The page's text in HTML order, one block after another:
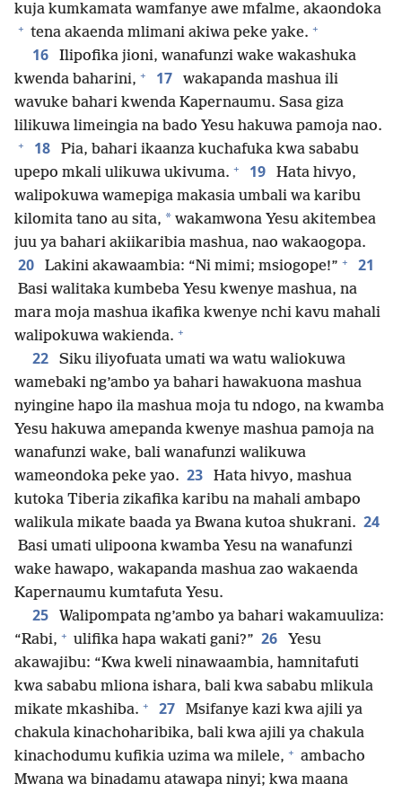
kuja kumkamata wamfanye awe mfalme, akaondoka
+ tena akaenda mlimani akiwa peke yake. +
16
Ilipofika jioni, wanafunzi wake wakashuka
kwenda baharini, + 17
wakapanda mashua ili
wavuke bahari kwenda Kapernaumu. Sasa giza
lilikuwa limeingia na bado Yesu hakuwa pamoja nao.
+ 18
Pia, bahari ikaanza kuchafuka kwa sababu
upepo mkali ulikuwa ukivuma. + 19
Hata hivyo,
walipokuwa wamepiga makasia umbali wa karibu
kilomita tano au sita, * wakamwona Yesu akitembea
juu ya bahari akiikaribia mashua, nao wakaogopa.
20 Lakini akawaambia: “Ni mimi; msiogope!” + 21
Basi walitaka kumbeba Yesu kwenye mashua, na
mara moja mashua ikafika kwenye nchi kavu mahali
walipokuwa wakienda. +
22
Siku iliyofuata umati wa watu waliokuwa
wamebaki ng’ambo ya bahari hawakuona mashua
nyingine hapo ila mashua moja tu ndogo, na kwamba
Yesu hakuwa amepanda kwenye mashua pamoja na
wanafunzi wake, bali wanafunzi walikuwa
wameondoka peke yao. 23
Hata hivyo, mashua
kutoka Tiberia zikafika karibu na mahali ambapo
walikula mikate baada ya Bwana kutoa shukrani. 24
Basi umati ulipoona kwamba Yesu na wanafunzi
wake hawapo, wakapanda mashua zao wakaenda
Kapernaumu kumtafuta Yesu.
25
Walipompata ng’ambo ya bahari wakamuuliza:
“Rabi, + ulifika hapa wakati gani?” 26
Yesu
akawajibu: “Kwa kweli ninawaambia, hamnitafuti
kwa sababu mliona ishara, bali kwa sababu mlikula
mikate mkashiba. + 27
Msifanye kazi kwa ajili ya
chakula kinachoharibika, bali kwa ajili ya chakula
kinachodumu kufikia uzima wa milele, + ambacho
Mwana wa binadamu atawapa ninyi; kwa maana